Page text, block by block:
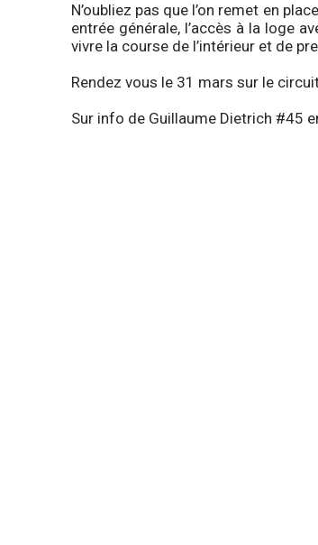
N’oubliez pas que l’on remet en
entrée générale, l’accès à la loge
vivre la course de l’intérieur et de
Rendez vous le 31 mars sur le
Sur info de Guillaume Dietrich #45